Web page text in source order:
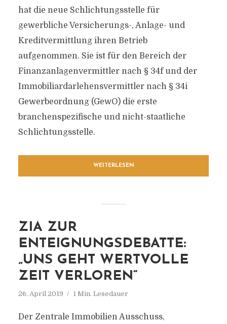
hat die neue Schlichtungsstelle für
gewerbliche Versicherungs-, Anlage- und
Kreditvermittlung ihren Betrieb
aufgenommen. Sie ist für den Bereich der
Finanzanlagenvermittler nach § 34f und der
Immobiliardarlehensvermittler nach § 34i
Gewerbeordnung (GewO) die erste
branchenspezifische und nicht-staatliche
Schlichtungsstelle.
WEITERLESEN
ZIA ZUR
ENTEIGNUNGSDEBATTE:
„UNS GEHT WERTVOLLE
ZEIT VERLOREN“
26. April 2019 1 Min. Lesedauer
Der Zentrale Immobilien Ausschuss,